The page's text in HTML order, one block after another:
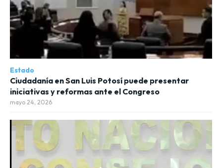
Estado
Ciudadanía en San Luis Potosí puede presentar
iniciativas y reformas ante el Congreso
mayo 24, 2026